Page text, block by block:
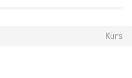
Kurs